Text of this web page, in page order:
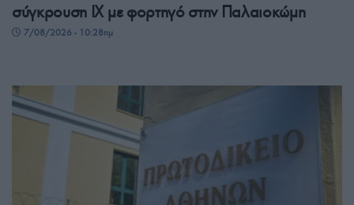
σύγκρουση ΙΧ με φορτηγό στην Παλαιοκώμη
7/08/2026 - 10:28πμ